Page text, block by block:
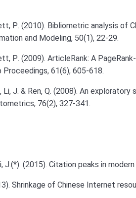
P. (2010). Bibliometric analysis of
and Modeling, 50(1), 22-29.
P. (2009). ArticleRank: A
Proceedings, 61(6), 605-618.
Li, J. & Ren, Q. (2008). An
76(2), 327-341.
J.(*). (2015). Citation peaks in
Shrinkage of Chinese Internet